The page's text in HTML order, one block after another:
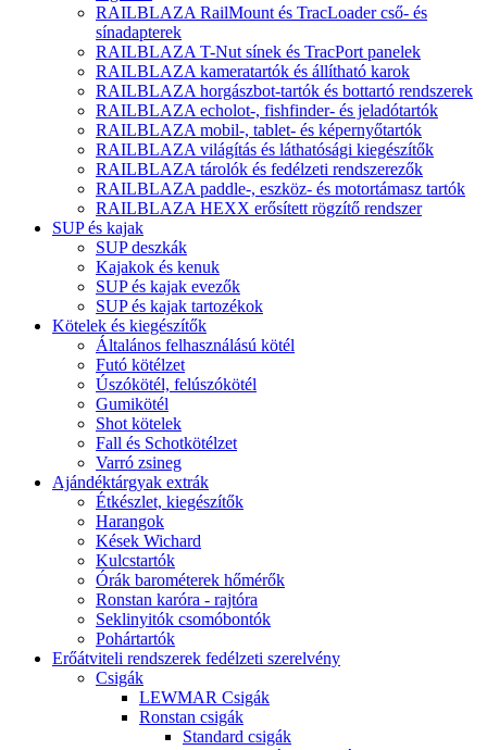
RAILBLAZA RailMount és TracLoader cső- és
sínadapterek
RAILBLAZA T-Nut sínek és TracPort panelek
RAILBLAZA kameratartók és állítható karok
RAILBLAZA horgászbot-tartók és bottartó rendszerek
RAILBLAZA echolot-, fishfinder- és jeladótartók
RAILBLAZA mobil-, tablet- és képernyőtartók
RAILBLAZA világítás és láthatósági kiegészítők
RAILBLAZA tárolók és fedélzeti rendszerezők
RAILBLAZA paddle-, eszköz- és motortámasz tartók
RAILBLAZA HEXX erősített rögzítő rendszer
SUP és kajak
SUP deszkák
Kajakok és kenuk
SUP és kajak evezők
SUP és kajak tartozékok
Kötelek és kiegészítők
Általános felhasználású kötél
Futó kötélzet
Úszókötél, felúszókötél
Gumikötél
Shot kötelek
Fall és Schotkötélzet
Varró zsineg
Ajándéktárgyak extrák
Étkészlet, kiegészítők
Harangok
Kések Wichard
Kulcstartók
Órák barométerek hőmérők
Ronstan karóra - rajtóra
Seklinyitók csomóbontók
Pohártartók
Erőátviteli rendszerek fedélzeti szerelvény
Csigák
LEWMAR Csigák
Ronstan csigák
Standard csigák